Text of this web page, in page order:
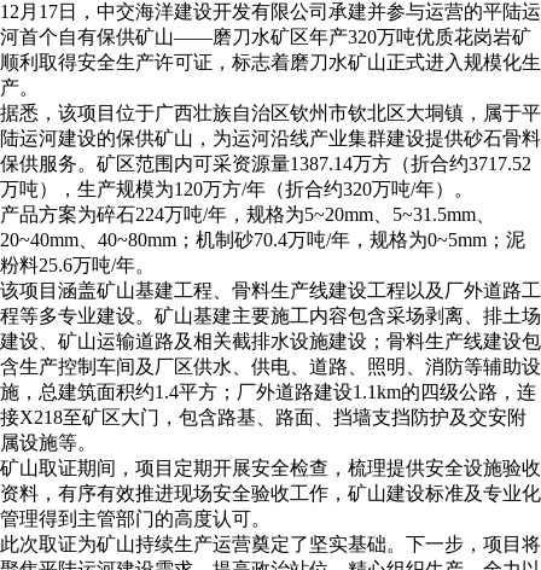
12月17日，中交海洋建设开发有限公司承建并参与运营的平陆运
河首个自有保供矿山——磨刀水矿区年产320万吨优质花岗岩矿
顺利取得安全生产许可证，标志着磨刀水矿山正式进入规模化生
产。
据悉，该项目位于广西壮族自治区钦州市钦北区大垌镇，属于平
陆运河建设的保供矿山，为运河沿线产业集群建设提供砂石骨料
保供服务。矿区范围内可采资源量1387.14万方（折合约3717.52
万吨），生产规模为120万方/年（折合约320万吨/年）。
产品方案为碎石224万吨/年，规格为5~20mm、5~31.5mm、
20~40mm、40~80mm；机制砂70.4万吨/年，规格为0~5mm；泥
粉料25.6万吨/年。
该项目涵盖矿山基建工程、骨料生产线建设工程以及厂外道路工
程等多专业建设。矿山基建主要施工内容包含采场剥离、排土场
建设、矿山运输道路及相关截排水设施建设；骨料生产线建设包
含生产控制车间及厂区供水、供电、道路、照明、消防等辅助设
施，总建筑面积约1.4平方；厂外道路建设1.1km的四级公路，连
接X218至矿区大门，包含路基、路面、挡墙支挡防护及交安附
属设施等。
矿山取证期间，项目定期开展安全检查，梳理提供安全设施验收
资料，有序有效推进现场安全验收工作，矿山建设标准及专业化
管理得到主管部门的高度认可。
此次取证为矿山持续生产运营奠定了坚实基础。下一步，项目将